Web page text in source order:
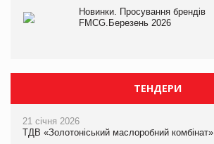
Новинки. Просування брендів
FMCG.Березень 2026
ТЕНДЕРИ
21 січня 2026
ТДВ «Золотоніський маслоробний комбінат»